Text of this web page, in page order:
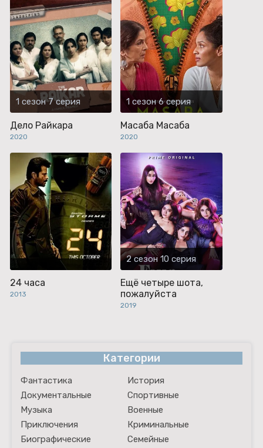
1 сезон 7 серия
Дело Райкара
2020
1 сезон 6 серия
Масаба Масаба
2020
24 часа
2013
2 сезон 10 серия
Ещё четыре шота,
пожалуйста
2019
Категории
Фантастика
История
Документальные
Спортивные
Музыка
Военные
Приключения
Криминальные
Биографические
Семейные